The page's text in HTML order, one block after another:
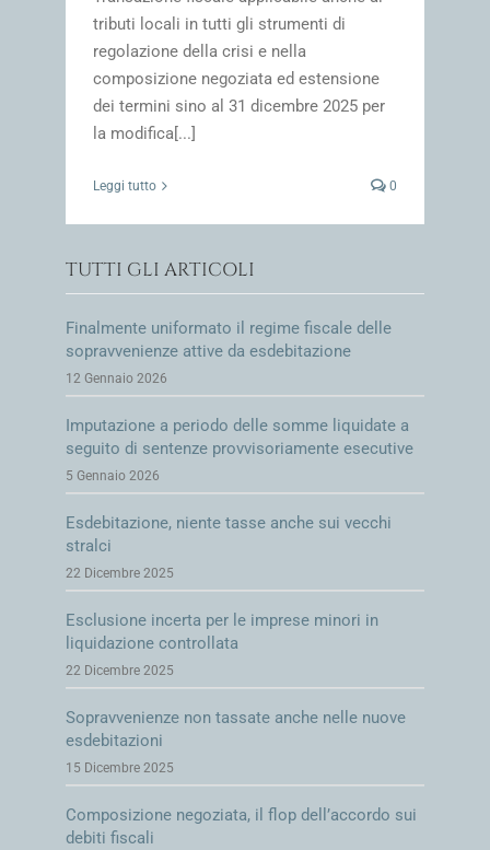
tributi locali in tutti gli strumenti di
regolazione della crisi e nella
composizione negoziata ed estensione
dei termini sino al 31 dicembre 2025 per
la modifica[...]
Leggi tutto 0
TUTTI GLI ARTICOLI
Finalmente uniformato il regime fiscale delle
sopravvenienze attive da esdebitazione
12 Gennaio 2026
Imputazione a periodo delle somme liquidate a
seguito di sentenze provvisoriamente esecutive
5 Gennaio 2026
Esdebitazione, niente tasse anche sui vecchi
stralci
22 Dicembre 2025
Esclusione incerta per le imprese minori in
liquidazione controllata
22 Dicembre 2025
Sopravvenienze non tassate anche nelle nuove
esdebitazioni
15 Dicembre 2025
Composizione negoziata, il flop dell’accordo sui
debiti fiscali